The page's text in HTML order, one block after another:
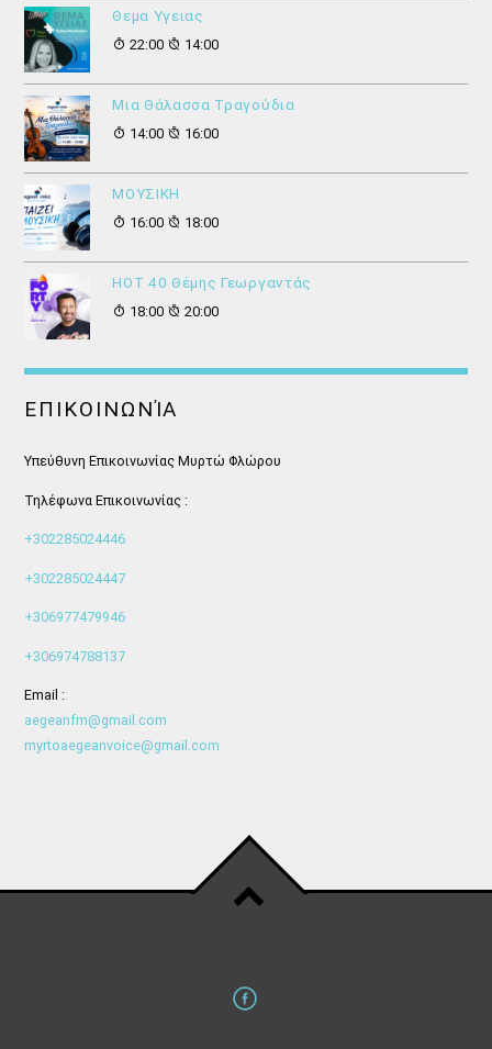
Θεμα Υγειας
22:00
14:00
Μια Θάλασσα Τραγούδια
14:00
16:00
ΜΟΥΣΙΚΗ
16:00
18:00
HOT 40 Θέμης Γεωργαντάς
18:00
20:00
ΕΠΙΚΟΙΝΩΝΊΑ
Υπεύθυνη Επικοινωνίας Μυρτώ Φλώρου
Τηλέφωνα Επικοινωνίας :
+302285024446
+302285024447
+306977479946
+306974788137
Email :
aegeanfm@gmail.com
myrtoaegeanvoice@gmail.com